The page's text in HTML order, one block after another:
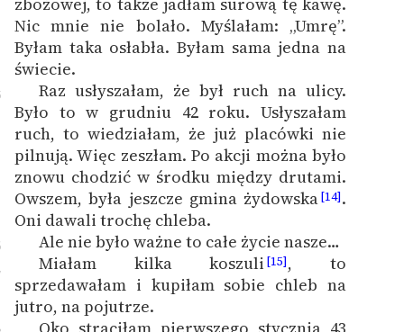
Nic mnie nie bolało. Myślałam: „Umrę”.
Byłam taka osłabła. Byłam sama jedna na
świecie.
Raz usłyszałam, że był ruch na ulicy.
Było to w grudniu 42 roku. Usłyszałam
ruch, to wiedziałam, że już placówki nie
pilnują. Więc zeszłam. Po akcji można było
znowu chodzić w środku między drutami.
Owszem, była jeszcze gmina żydowska[14].
Oni dawali trochę chleba.
Ale nie było ważne to całe życie nasze…
Miałam kilka koszuli [15], to
sprzedawałam i kupiłam sobie chleb na
jutro, na pojutrze.